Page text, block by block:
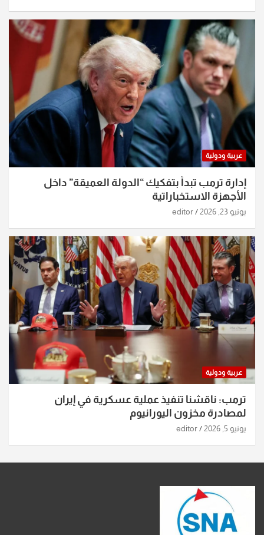
عربية ودولية
إدارة ترمب تبدأ بتفكيك “الدولة العميقة” داخل
الأجهزة الاستخباراتية
يونيو 23, 2026 editor
عربية ودولية
ترمب: ناقشنا تنفيذ عملية عسكرية في إيران
لمصادرة مخزون اليورانيوم
يونيو 5, 2026 editor